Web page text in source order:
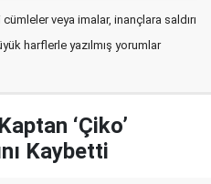
veya imalar, inançlara saldırı
harflerle yazılmış yorumlar
‘Çiko’
Kaybetti